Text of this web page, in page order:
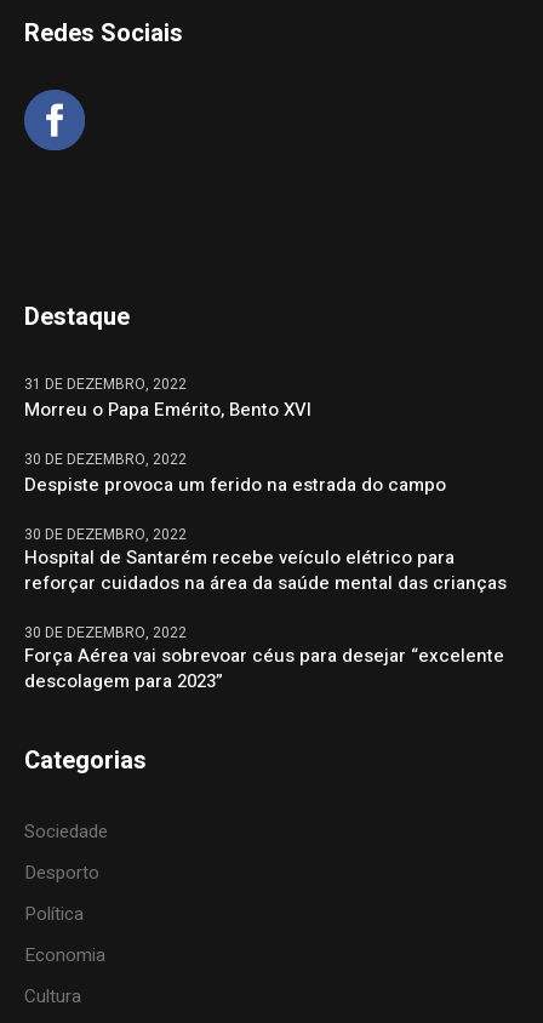
Redes Sociais
Destaque
31 DE DEZEMBRO, 2022
Morreu o Papa Emérito, Bento XVI
30 DE DEZEMBRO, 2022
Despiste provoca um ferido na estrada do campo
30 DE DEZEMBRO, 2022
Hospital de Santarém recebe veículo elétrico para
reforçar cuidados na área da saúde mental das crianças
30 DE DEZEMBRO, 2022
Força Aérea vai sobrevoar céus para desejar “excelente
descolagem para 2023”
Categorias
Sociedade
Desporto
Política
Economia
Cultura